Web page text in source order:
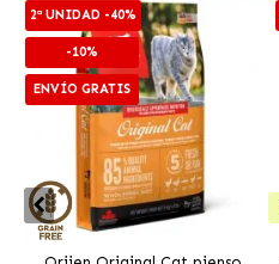
2ª UNIDAD -40%
-10%
ENVÍO GRATIS